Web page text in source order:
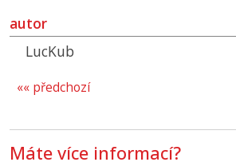
autor
LucKub
«« předchozí
Máte více informací?